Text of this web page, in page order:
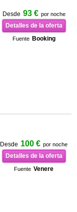
Desde 93 € por noche
Detalles de la oferta
Fuente Booking
Desde 100 € por noche
Detalles de la oferta
Fuente Venere